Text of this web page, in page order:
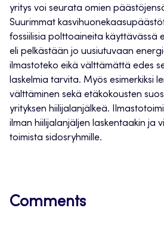
yritys voi seurata omien
Suurimmat
fossiilisia polttoaineita käyttävässä
eli pelkästään jo uusiutuvaan
ilmastoteko eikä välttämättä edes
laskelmia tarvita. Myös esimerkiksi
välttäminen sekä etäkokousten
yrityksen hiilijalanjälkeä.
ilman hiilijalanjäljen laskentaakin ja
toimista sidosryhmille.
Comments